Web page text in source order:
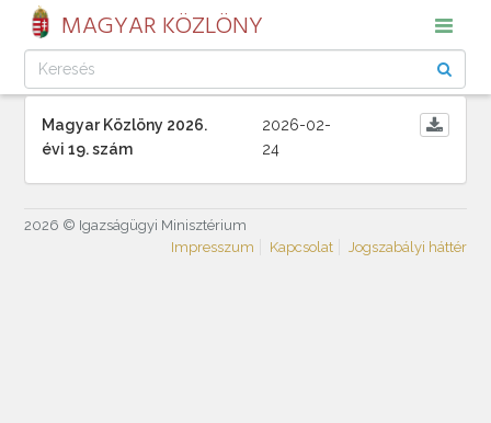
MAGYAR KÖZLÖNY
Magyar Közlöny 2026.
évi 19. szám
2026-02-
24
2026 © Igazságügyi Minisztérium
Impresszum
Kapcsolat Jogszabályi háttér